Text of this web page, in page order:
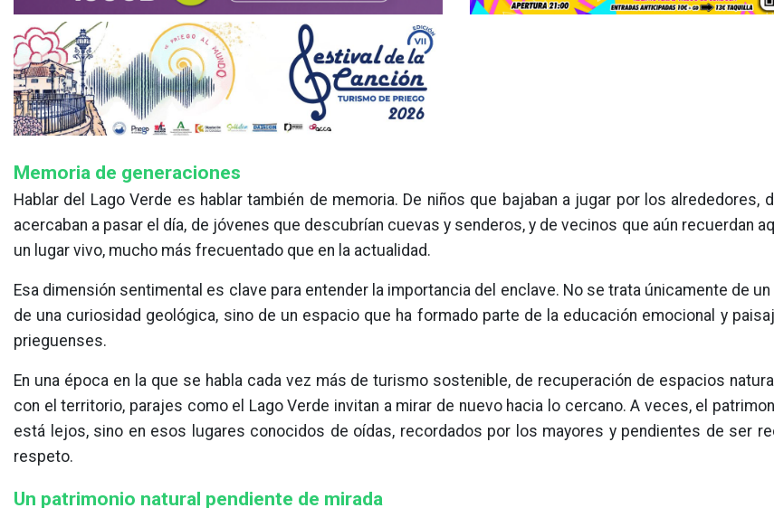
Memoria de generaciones
Hablar del Lago Verde es hablar también de memoria. De niños que bajaban a jugar por los alrededores,
acercaban a pasar el día, de jóvenes que descubrían cuevas y senderos, y de vecinos que aún recuerdan
un lugar vivo, mucho más frecuentado que en la actualidad.
Esa dimensión sentimental es clave para entender la importancia del enclave. No se trata únicamente de
de una curiosidad geológica, sino de un espacio que ha formado parte de la educación emocional y
prieguenses.
En una época en la que se habla cada vez más de turismo sostenible, de recuperación de espacios
con el territorio, parajes como el Lago Verde invitan a mirar de nuevo hacia lo cercano. A veces, el
está lejos, sino en esos lugares conocidos de oídas, recordados por los mayores y pendientes de ser
respeto.
Un patrimonio natural pendiente de mirada